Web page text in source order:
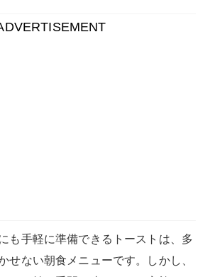
も手軽に準備できるトーストは、多
せない朝食メニューです。しかし、